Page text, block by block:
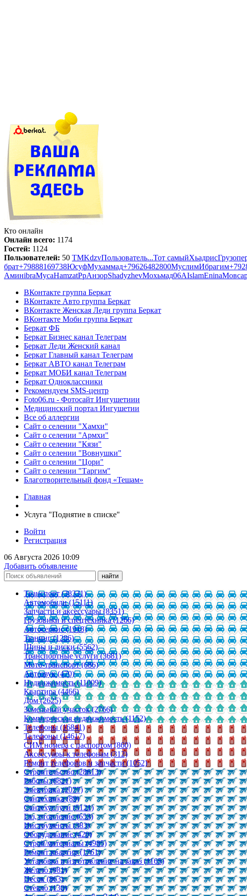
Кто онлайн
Онлайн всего: 1174
Гостей: 1124
Пользователей: 50 TMKdzvПользователь...Тот самыйХьадрис
брат+79888169738ЮсуфМухаммад+79626482800МуслимИбрагим
АминibraМусаHamzatРрАнзорShadyzhevМохьмад06AIslamEnina
ВКонтакте группа Беркат
ВКонтакте Авто группа Беркат
ВКонтакте Женская Леди группа Беркат
ВКонтакте Моби группа Беркат
Беркат ФБ
Беркат Бизнес канал Телеграм
Беркат Леди Женский канал
Беркат Главный канал Телеграм
Беркат АВТО канал Телеграм
Беркат МОБИ канал Телеграм
Беркат Одноклассники
Рекомендуем SMS-центр
Foto06.ru - Фотосайт Ингушетиии
Медицинский портал Ингушетии
Все об аллергии
Сайт о селении "Хамхи"
Сайт о селении "Армхи"
Сайт о селении "Кязи"
Сайт о селении "Вовнушки"
Сайт о селении "Цори"
Сайт о селении "Таргим"
Благотворительный фонд «Тешам»
Главная
Услуга "Поднятие в списке"
Войти
Регистрация
06 Августа 2026 10:09
Добавить объявление
Транспорт (38331)
Автомобили (15111)
Запчасти и аксессуары (8351)
Грузовики и спецтехника (1266)
Автосервис (1918)
Тюнинг (1286)
Шины и диски (5562)
Транспортные услуги (3681)
Мото-транспорт (686)
Автозвук (470)
Недвижимость (11009)
Квартира (4466)
Дом (2625)
Земельный участок (2766)
Коммерческая недвижимость (1152)
Телефоны (16841)
Телефоны (14617)
СИМ номера с паспортом (860)
Аксессуары к телефонам (312)
Ремонт телефонов и запчасти (1052)
Строительство (28613)
Работы (8821)
Электрика (2077)
Сантехника (89)
Сантехуслуги (5121)
Газ, отопление (653)
Инструменты (383)
Оборудование (420)
Строй/материалы (4985)
Ремонт квартир (1761)
Установка и изготовление на заказ (1165)
Железо (981)
Песок (863)
Стекло (130)